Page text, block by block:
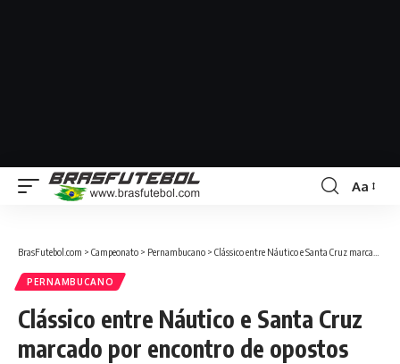
Aa
BrasFutebol.com > Campeonato > Pernambucano > Clássico entre Náutico e Santa Cruz marcado por encontro de opostos
PERNAMBUCANO
Clássico entre Náutico e Santa Cruz
marcado por encontro de opostos